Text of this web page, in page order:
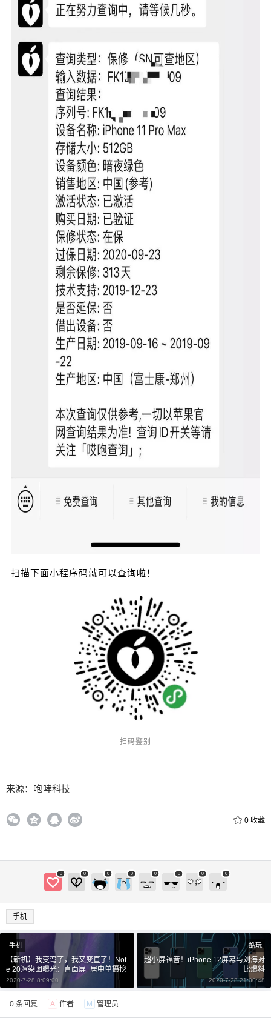
扫描下面小程序码就可以查询啦！
扫码鉴别
来源：咆哮科技
0 收藏
0 0 0 0 0 0 0 0
手机
手机
【新机】我变弯了，我又变直了！Not
e 20渲染图曝光：直面屏+居中单摄挖
孔
2020-7-28 8:09:00
酷玩
超小屏福音！iPhone 12屏幕与刘海对
比爆料
2020-7-28 21:00:48
0 条回复 A 作者 M 管理员